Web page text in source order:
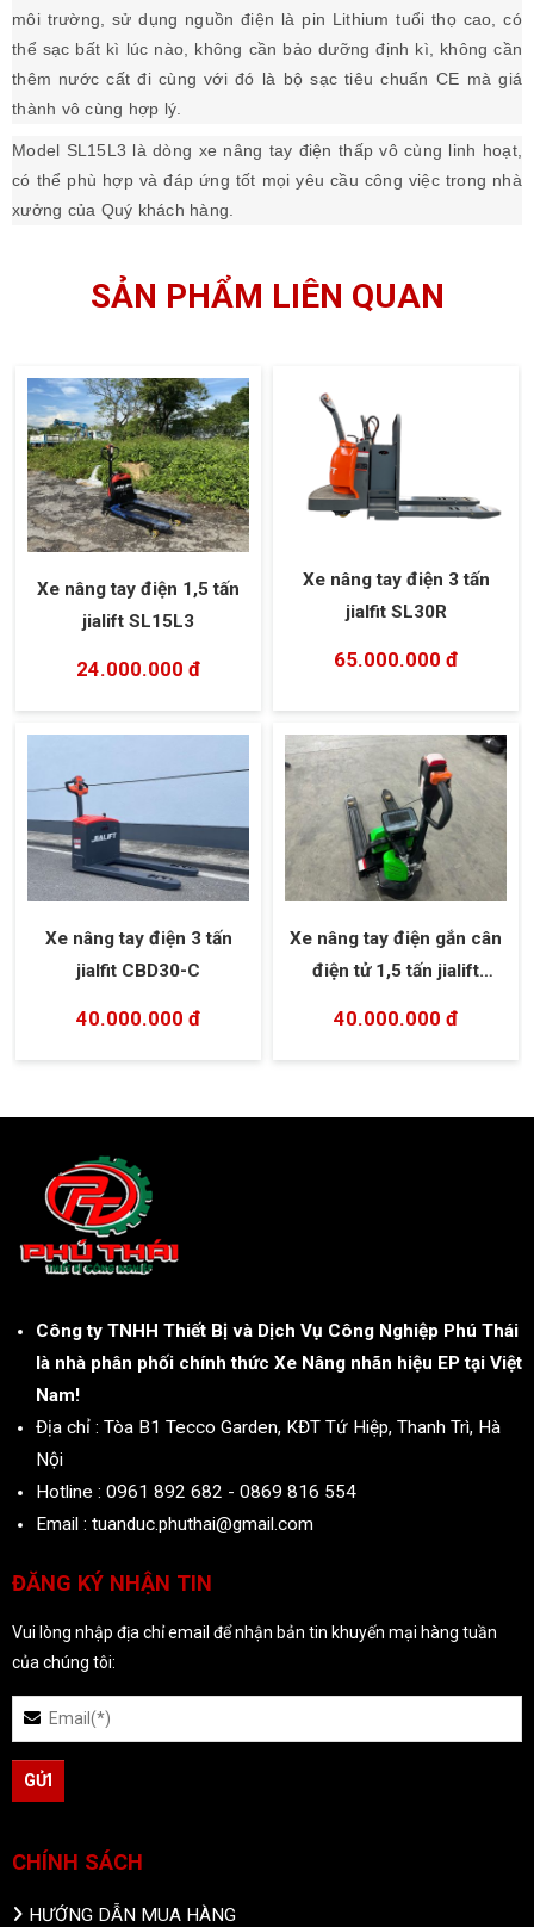
môi trường, sử dụng nguồn điện là pin Lithium tuổi thọ cao, có
thể sạc bất kì lúc nào, không cần bảo dưỡng định kì, không cần
thêm nước cất đi cùng với đó là bộ sạc tiêu chuẩn CE mà giá
thành vô cùng hợp lý.
Model SL15L3 là dòng xe nâng tay điện thấp vô cùng linh hoạt,
có thể phù hợp và đáp ứng tốt mọi yêu cầu công việc trong nhà
xưởng của Quý khách hàng.
SẢN PHẨM LIÊN QUAN
Xe nâng tay điện 1,5 tấn
jialift SL15L3
24.000.000 đ
Xe nâng tay điện 3 tấn
jialfit SL30R
65.000.000 đ
Xe nâng tay điện 3 tấn
jialfit CBD30-C
40.000.000 đ
Xe nâng tay điện gắn cân
điện tử 1,5 tấn jialift
40.000.000 đ
Công ty TNHH Thiết Bị và Dịch Vụ Công Nghiệp Phú Thái
là nhà phân phối chính thức Xe Nâng nhãn hiệu EP tại Việt
Nam!
Địa chỉ : Tòa B1 Tecco Garden, KĐT Tứ Hiệp, Thanh Trì, Hà
Nội
Hotline : 0961 892 682 - 0869 816 554
Email : tuanduc.phuthai@gmail.com
ĐĂNG KÝ NHẬN TIN
Vui lòng nhập địa chỉ email để nhận bản tin khuyến mại hàng tuần
của chúng tôi:
CHÍNH SÁCH
HƯỚNG DẪN MUA HÀNG